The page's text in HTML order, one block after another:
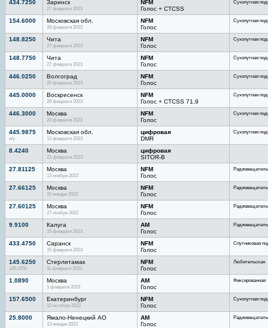
434.7250 Заринск
27 февраля 2023
NFM
Голос + CTCSS
Сухопутная
154.6000 Московская обл.
28 февраля 2023
NFM
Голос
Сухопутная
148.8250 Чита
27 февраля 2023
NFM
Голос
Сухопутная
148.7750 Чита
27 февраля 2023
NFM
Голос
Сухопутная
446.0250 Волгоград
26 февраля 2023
NFM
Голос
Сухопутная
445.0000 Воскресенск
26 февраля 2023
NFM
Голос + CTCSS 71,9
Сухопутная
446.3000 Москва
24 февраля 2023
NFM
Голос
Сухопутная
445.9875
н/у
Московская обл.
12 февраля 2023
цифровая
DMR
Сухопутная
8.4240 Москва
21 февраля 2023
цифровая
SITOR-B
27.81125
Москва
13 ноября 2022
NFM
Голос
27.66125 Москва
15 января 2023
NFM
Голос
27.60125 Москва
27 ноября 2022
NFM
Голос
9.9100 Калуга
16 февраля 2023
AM
Голос
433.4750 Саранск
15 февраля 2023
NFM
Голос
Спутниковая
145.6250
145.0250
Стерлитамак
11 февраля 2023
NFM
Голос
Любительская
1.0890 Москва
1 февраля 2023
AM
Голос
Фиксированная
157.6500 Екатеринбург
12 октября 2022
NFM
Голос
Сухопутная
25.8000 Ямало-Ненецкий АО
13 января 2023
AM
Голос